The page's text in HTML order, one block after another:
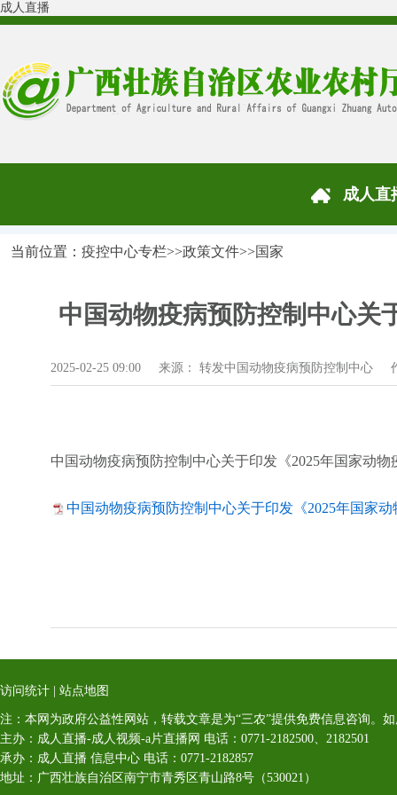
成人直播
成人
当前位置： 疫控中心专栏>>政策文件>>国家
中国动物疫病预防控制中心关
2025-02-25 09:00 来源： 转发中国动物疫病预防控制中心
中国动物疫病预防控制中心关于印发《2025年国家动
中国动物疫病预防控制中心关于印发《2025年国家
访问统计 站点地图
注：本网为政府公益性网站，转载文章是为“三农”提供免费信息咨询。
主办：成人直播-成人视频-a片直播网 电话：0771-2182500、2182501
承办：成人直播 信息中心 电话：0771-2182857
地址：广西壮族自治区南宁市青秀区青山路8号（530021）